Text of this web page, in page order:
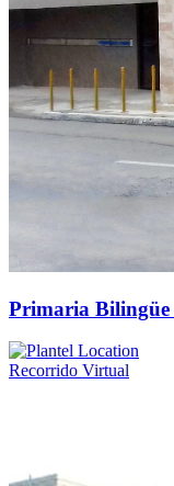
Primaria Bilingüe
Recorrido Virtual